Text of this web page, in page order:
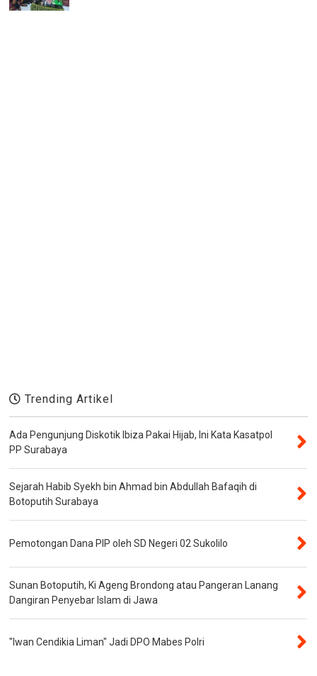
Trending Artikel
Ada Pengunjung Diskotik Ibiza Pakai Hijab, Ini Kata Kasatpol
PP Surabaya
Sejarah Habib Syekh bin Ahmad bin Abdullah Bafaqih di
Botoputih Surabaya
Pemotongan Dana PIP oleh SD Negeri 02 Sukolilo
Sunan Botoputih, Ki Ageng Brondong atau Pangeran Lanang
Dangiran Penyebar Islam di Jawa
"Iwan Cendikia Liman" Jadi DPO Mabes Polri